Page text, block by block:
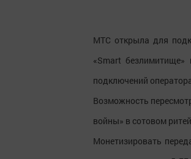
МТС открыла для
«Smart
подключений
Возможность
войны» в сотовом
Монетизировать